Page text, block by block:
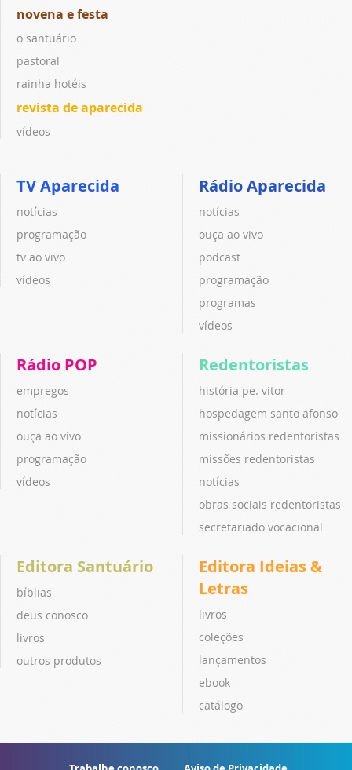
novena e festa
o santuário
pastoral
rainha hotéis
revista de aparecida
vídeos
TV Aparecida
notícias
programação
tv ao vivo
vídeos
Rádio Aparecida
notícias
ouça ao vivo
podcast
programação
programas
vídeos
Rádio POP
empregos
notícias
ouça ao vivo
programação
vídeos
Redentoristas
história pe. vitor
hospedagem santo afonso
missionários redentoristas
missões redentoristas
notícias
obras sociais redentoristas
secretariado vocacional
Editora Santuário
bíblias
deus conosco
livros
outros produtos
Editora Ideias &
Letras
livros
coleções
lançamentos
ebook
catálogo